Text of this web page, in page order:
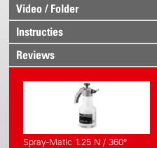
Video / Folder
Instructies
Reviews
Spray-Matic 1.25 N / 360°